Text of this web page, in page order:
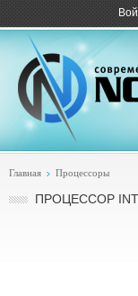
Главная Процессоры
ПРОЦЕССОР